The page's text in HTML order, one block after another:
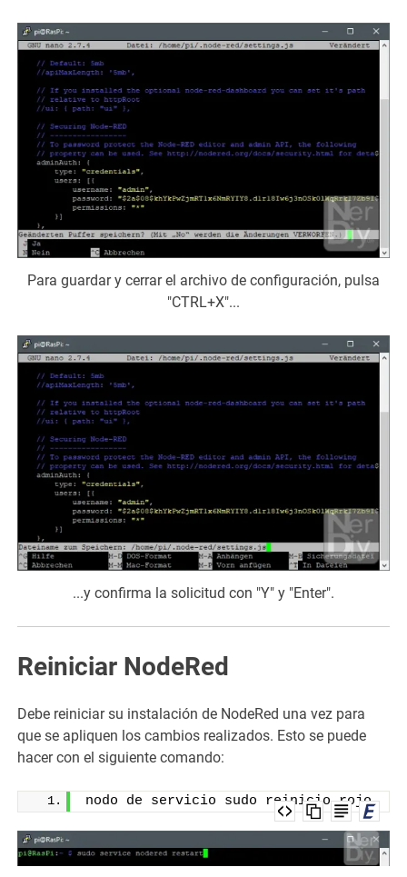
Para guardar y cerrar el archivo de configuración, pulsa
"CTRL+X"...
...y confirma la solicitud con "Y" y "Enter".
Reiniciar NodeRed
Debe reiniciar su instalación de NodeRed una vez para
que se apliquen los cambios realizados. Esto se puede
hacer con el siguiente comando:
nodo de servicio sudo reinicio rojo